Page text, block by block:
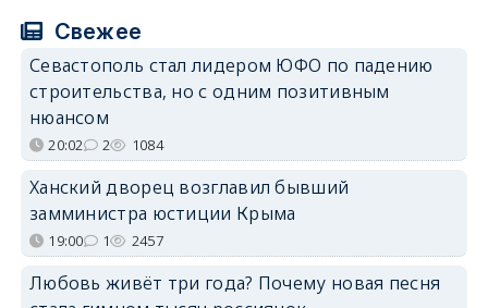
Свежее
Севастополь стал лидером ЮФО по падению
строительства, но с одним позитивным
нюансом
20:02 2 1084
Ханский дворец возглавил бывший
замминистра юстиции Крыма
19:00 1 2457
Любовь живёт три года? Почему новая песня